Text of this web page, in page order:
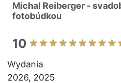
Michal Reiberger -
fotobúdkou
10
Wydania
2026, 2025